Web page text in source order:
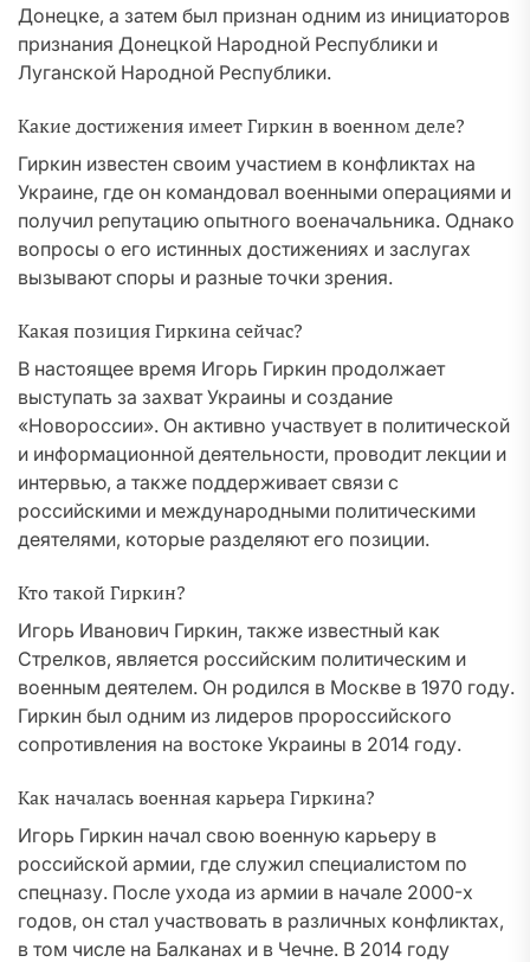
Донецке, а затем был признан одним из инициаторов
признания Донецкой Народной Республики и
Луганской Народной Республики.
Какие достижения имеет Гиркин в военном деле?
Гиркин известен своим участием в конфликтах на
Украине, где он командовал военными операциями и
получил репутацию опытного военачальника. Однако
вопросы о его истинных достижениях и заслугах
вызывают споры и разные точки зрения.
Какая позиция Гиркина сейчас?
В настоящее время Игорь Гиркин продолжает
выступать за захват Украины и создание
«Новороссии». Он активно участвует в политической
и информационной деятельности, проводит лекции и
интервью, а также поддерживает связи с
российскими и международными политическими
деятелями, которые разделяют его позиции.
Кто такой Гиркин?
Игорь Иванович Гиркин, также известный как
Стрелков, является российским политическим и
военным деятелем. Он родился в Москве в 1970 году.
Гиркин был одним из лидеров пророссийского
сопротивления на востоке Украины в 2014 году.
Как началась военная карьера Гиркина?
Игорь Гиркин начал свою военную карьеру в
российской армии, где служил специалистом по
спецназу. После ухода из армии в начале 2000-х
годов, он стал участвовать в различных конфликтах,
в том числе на Балканах и в Чечне. В 2014 году